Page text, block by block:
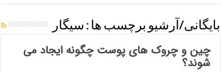
بایگانی/آرشیو برچسب ها : سيگار
چین و چروک های پوست چگونه ایجاد می
شوند؟